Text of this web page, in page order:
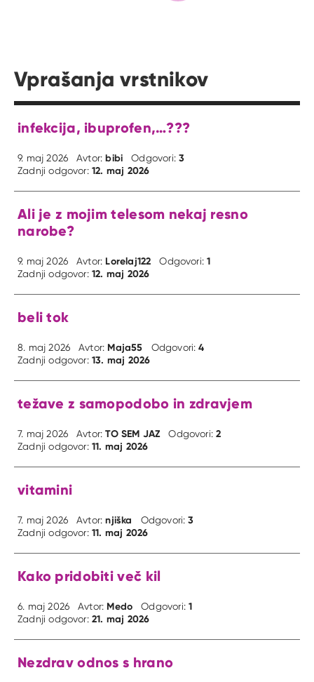
Vprašanja vrstnikov
infekcija, ibuprofen,…???
9. maj 2026 Avtor:bibi Odgovori:3
Zadnji odgovor:12. maj 2026
Ali je z mojim telesom nekaj resno
narobe?
9. maj 2026 Avtor: Lorelaj122 Odgovori:1
Zadnji odgovor:12. maj 2026
beli tok
8. maj 2026 Avtor: Maja55 Odgovori:4
Zadnji odgovor:13. maj 2026
težave z samopodobo in zdravjem
7. maj 2026 Avtor:TO SEM JAZ Odgovori:2
Zadnji odgovor:11. maj 2026
vitamini
7. maj 2026 Avtor:njiška Odgovori:3
Zadnji odgovor:11. maj 2026
Kako pridobiti več kil
6. maj 2026 Avtor: Medo Odgovori:1
Zadnji odgovor:21. maj 2026
Nezdrav odnos s hrano